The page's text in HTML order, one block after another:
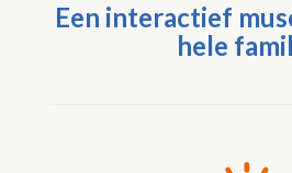
Een interactief
hele